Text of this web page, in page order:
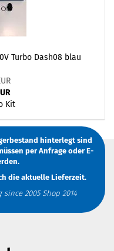
Turbo Dash08 blau
Kit
hinterlegt sind
per AnfrageoderE-
die aktuelle Lieferzeit.
2005 Shop 2014